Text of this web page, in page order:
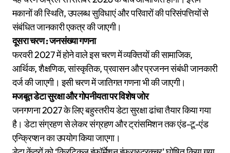
मकानों की स्थिति, उपलब्ध सुविधाएं और परिवारों की परिसंपत्तियों से
संबंधित जानकारी एकत्र की जाएगी।
दूसरा चरण : जनसंख्या गणना
फरवरी 2027 में होने वाले इस चरण में व्यक्तियों की सामाजिक,
आर्थिक, शैक्षणिक, सांस्कृतिक, प्रवासन और प्रजनन संबंधी जानकारी
दर्ज की जाएगी। इसी चरण में जातिगत गणना भी की जाएगी।
मजबूत डेटा सुरक्षा और गोपनीयता पर विशेष जोर
जनगणना 2027 के लिए बहुस्तरीय डेटा सुरक्षा ढांचा तैयार किया गया
है। डेटा संग्रहण से लेकर संग्रहण और ट्रांसमिशन तक एंड-टू-एंड
एन्क्रिप्शन का उपयोग किया जाएगा।